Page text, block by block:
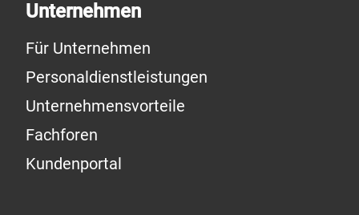
Unternehmen
Für Unternehmen
Personaldienstleistungen
Unternehmensvorteile
Fachforen
Kundenportal